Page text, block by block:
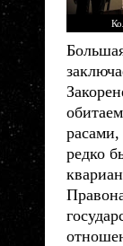
расами,
редко